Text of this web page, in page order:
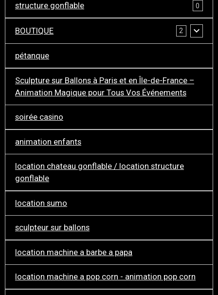
structure gonflable 0
BOUTIQUE 2
pétanque
Sculpture sur Ballons à Paris et en Île-de-France –
Animation Magique pour Tous Vos Événements
soirée casino
animation enfants
location chateau gonflable / location structure
gonflable
location sumo
sculpteur sur ballons
location machine a barbe a papa
location machine a pop corn - animation pop corn